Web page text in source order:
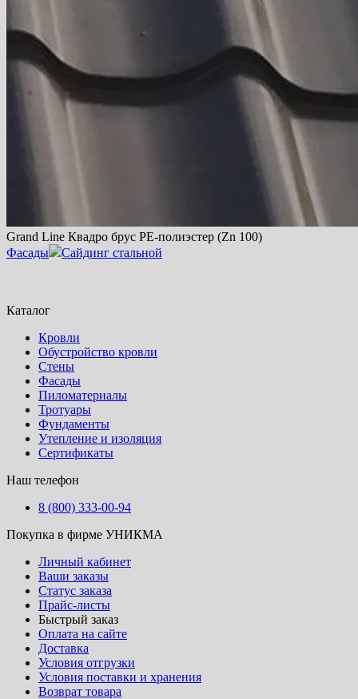
Grand Line Квадро брус PE-полиэстер (Zn 100)
Фасады
Сайдинг стальной
Каталог
Кровли
Обустройство кровли
Стены
Фасады
Пиломатериалы
Тротуары
Фундаменты
Утепление и изоляция
Сертификаты
Наш телефон
8 (800) 333-00-94
Покупка в фирме УНИКМА
Личный кабинет
Ваши заказы
Статус заказа
Прайс-листы
Быстрый заказ
Оплата на сайте
Доставка
Условия отгрузки
Условия поставки и хранения
Возврат товара